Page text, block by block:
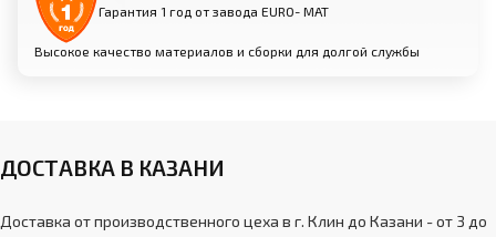
Возможность индивидуальной настройки
натяжения для оптимальной жесткости
Прочные металлические анкеры для фиксации
к стене
стен (бетон, кирпич и т.д.)
Гарантия 1 год от завода EURO- МАТ
Высокое качество материалов и сборки для долгой службы
ДОСТАВКА В КАЗАНИ
Доставка от производственного цеха в г. Клин до Казани - от 3 до